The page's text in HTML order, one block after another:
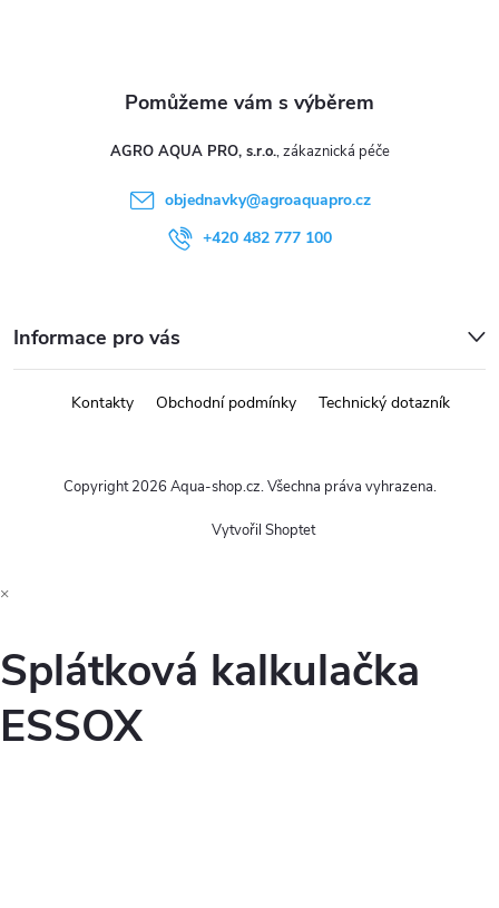
AGRO AQUA PRO, s.r.o.
objednavky@agroaquapro.cz
+420 482 777 100
Informace pro vás
Kontakty Obchodní podmínky Technický dotazník
Vytvořil Shoptet
Copyright 2026 Aqua-shop.cz. Všechna práva vyhrazena.
×
Splátková kalkulačka
ESSOX